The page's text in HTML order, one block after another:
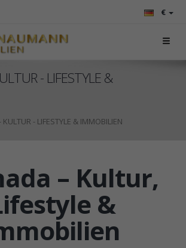
€
- LIFESTYLE &
- LIFESTYLE & IMMOBILIEN
– Kultur,
&